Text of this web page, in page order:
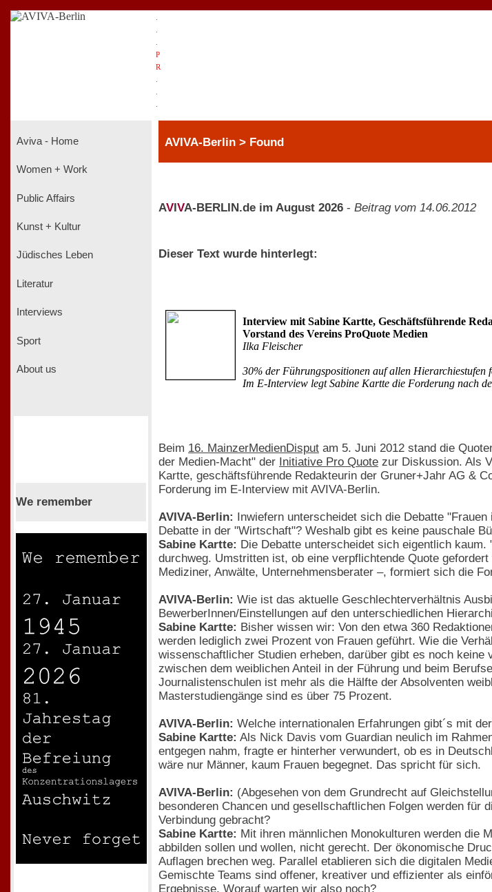
P
R
Aviva - Home
Women + Work
Public Affairs
Kunst + Kultur
Jüdisches Leben
Literatur
Interviews
Sport
About us
We remember
AVIVA-Berlin > Found
AV VA-BERLIN.de im August 2026 - Beitrag vom 14.06.2012
Dieser Text wurde hinterlegt:
Interview mit Sabine Kartte, Geschäftsführende
Vorstand des Vereins ProQuote Medien
Ilka Fleischer
30% der Führungspositionen auf allen
Im E-Interview legt Sabine Kartte die Forderung nach
Beim 16. MainzerMedienDisput am 5. Juni 2012 stand die
der Medien-Macht" der Initiative Pro Quote zur Diskussion. Als
Kartte, geschäftsführende Redakteurin der Gruner+Jahr AG &
Forderung im E-Interview mit AVIVA-Berlin.
AVIVA-Berlin: Inwiefern unterscheidet sich die Debatte
Debatte in der "Wirtschaft"? Weshalb gibt es keine pauschale
Sabine Kartte: Die Debatte unterscheidet sich eigentlich
durchweg. Umstritten ist, ob eine verpflichtende Quote
Mediziner, Anwälte, Unternehmensberater –, formiert sich die
AVIVA-Berlin: Wie ist das aktuelle Geschlechterverhältnis
BewerberInnen/Einstellungen auf den unterschiedlichen
Sabine Kartte: Bisher wissen wir: Von den etwa 360
werden lediglich zwei Prozent von Frauen geführt. Wie die
wissenschaftlicher Studien erheben, darüber gibt es noch
zwischen dem weiblichen Anteil in der Führung und beim
Journalistenschulen ist mehr als die Hälfte der Absolventen
Masterstudiengänge sind es über 75 Prozent.
AVIVA-Berlin: Welche internationalen Erfahrungen gibt´s mit
Sabine Kartte: Als Nick Davis vom Guardian neulich im
entgegen nahm, fragte er hinterher verwundert, ob es in
wäre nur Männer, kaum Frauen begegnet. Das spricht für sich.
AVIVA-Berlin: (Abgesehen von dem Grundrecht auf
besonderen Chancen und gesellschaftlichen Folgen werden für
Verbindung gebracht?
Sabine Kartte: Mit ihren männlichen Monokulturen werden die
abbilden sollen und wollen, nicht gerecht. Der ökonomische
Auflagen brechen weg. Parallel etablieren sich die digitalen
Gemischte Teams sind offener, kreativer und effizienter als
Ergebnisse. Worauf warten wir also noch?